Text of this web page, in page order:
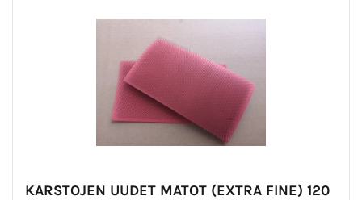
KARSTOJEN UUDET MATOT (EXTRA FINE) 120